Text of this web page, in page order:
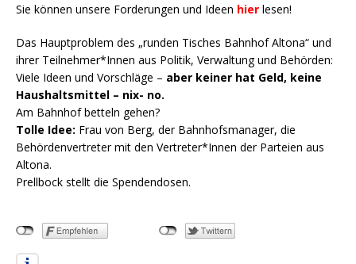
Sie können unsere Forderungen und Ideen hier lesen!
Das Hauptproblem des „runden Tisches Bahnhof Altona“ und
ihrer Teilnehmer*Innen aus Politik, Verwaltung und Behörden:
Viele Ideen und Vorschläge – aber keiner hat Geld, keine
Haushaltsmittel – nix- no.
Am Bahnhof betteln gehen?
Tolle Idee: Frau von Berg, der Bahnhofsmanager, die
Behördenvertreter mit den Vertreter*Innen der Parteien aus
Altona.
Prellbock stellt die Spendendosen.